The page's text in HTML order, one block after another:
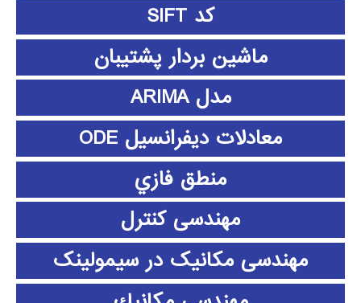
کد SIFT
ماشین بردار پشتیبان
مدل ARIMA
معادلات دیفرانسیل ODE
منطق فازي
مهندسی کنترل
مهندسی مکانیک در سیمولینک